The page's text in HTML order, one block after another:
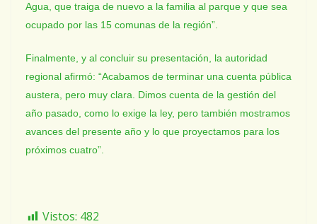
Agua, que traiga de nuevo a la familia al parque y que sea
ocupado por las 15 comunas de la región”.
Finalmente, y al concluir su presentación, la autoridad
regional afirmó: “Acabamos de terminar una cuenta pública
austera, pero muy clara. Dimos cuenta de la gestión del
año pasado, como lo exige la ley, pero también mostramos
avances del presente año y lo que proyectamos para los
próximos cuatro”.
Vistos: 482